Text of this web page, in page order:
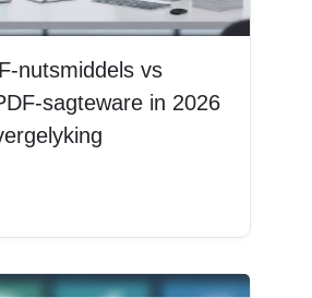
nutsmiddels vs
sagteware in 2026